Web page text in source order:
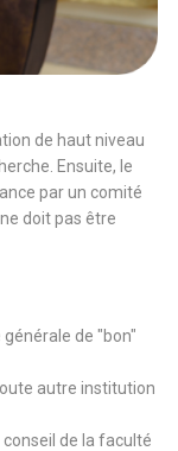
de haut niveau
Ensuite, le
par un comité
doit pas être
de "bon"
autre institution
de la faculté